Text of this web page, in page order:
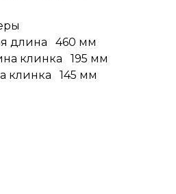
длина 460 мм
клинка 195 мм
клинка 145 мм